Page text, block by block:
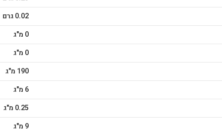
0.02 גרם
0 מ"ג
0 מ"ג
190 מ"ג
6 מ"ג
0.25 מ"ג
9 מ"ג
תנאי